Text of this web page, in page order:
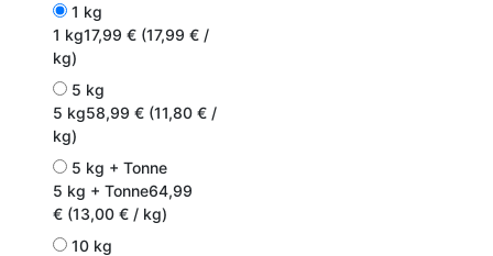
1 kg
1 kg17,99 € (17,99 € /
kg)
5 kg
5 kg58,99 € (11,80 € /
kg)
5 kg + Tonne
5 kg + Tonne64,99
€ (13,00 € / kg)
10 kg